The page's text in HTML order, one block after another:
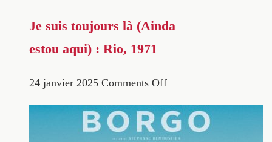
Je suis toujours là (Ainda
estou aqui) : Rio, 1971
24 janvier 2025 Comments Off